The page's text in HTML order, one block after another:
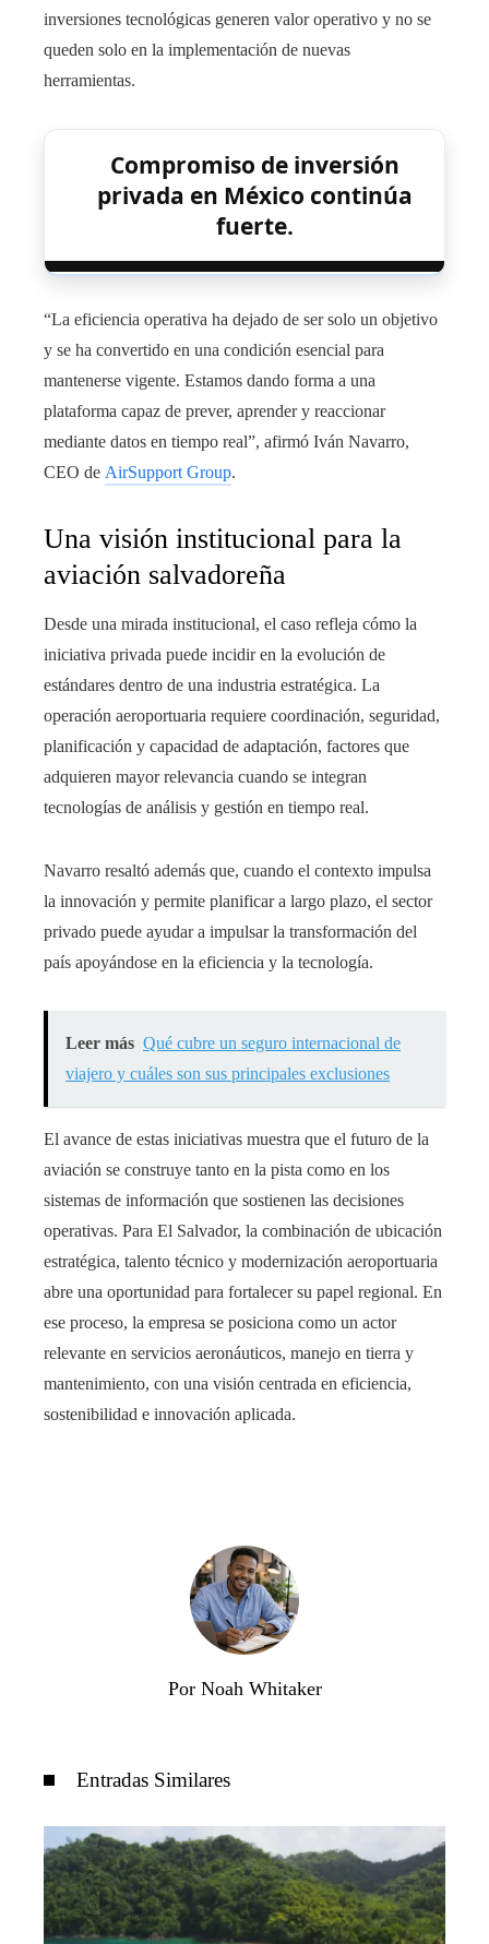
inversiones tecnológicas generen valor operativo y no se
queden solo en la implementación de nuevas
herramientas.
Compromiso de inversión
privada en México continúa
fuerte.
“La eficiencia operativa ha dejado de ser solo un objetivo
y se ha convertido en una condición esencial para
mantenerse vigente. Estamos dando forma a una
plataforma capaz de prever, aprender y reaccionar
mediante datos en tiempo real”, afirmó Iván Navarro,
CEO de AirSupport Group.
Una visión institucional para la
aviación salvadoreña
Desde una mirada institucional, el caso refleja cómo la
iniciativa privada puede incidir en la evolución de
estándares dentro de una industria estratégica. La
operación aeroportuaria requiere coordinación, seguridad,
planificación y capacidad de adaptación, factores que
adquieren mayor relevancia cuando se integran
tecnologías de análisis y gestión en tiempo real.
Navarro resaltó además que, cuando el contexto impulsa
la innovación y permite planificar a largo plazo, el sector
privado puede ayudar a impulsar la transformación del
país apoyándose en la eficiencia y la tecnología.
Leer más Qué cubre un seguro internacional de
viajero y cuáles son sus principales exclusiones
El avance de estas iniciativas muestra que el futuro de la
aviación se construye tanto en la pista como en los
sistemas de información que sostienen las decisiones
operativas. Para El Salvador, la combinación de ubicación
estratégica, talento técnico y modernización aeroportuaria
abre una oportunidad para fortalecer su papel regional. En
ese proceso, la empresa se posiciona como un actor
relevante en servicios aeronáuticos, manejo en tierra y
mantenimiento, con una visión centrada en eficiencia,
sostenibilidad e innovación aplicada.
Por Noah Whitaker
Entradas Similares